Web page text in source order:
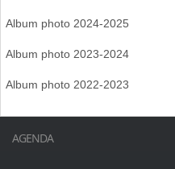
Album photo 2024-2025
Album photo 2023-2024
Album photo 2022-2023
AGENDA